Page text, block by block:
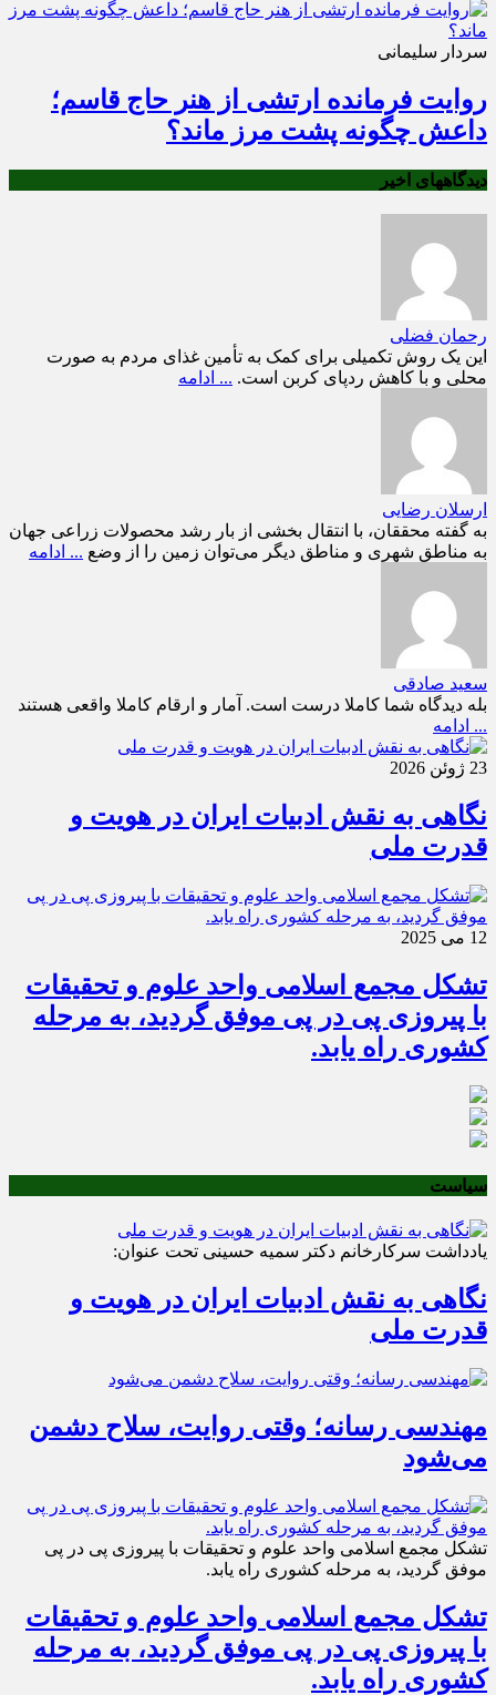
سردار سلیمانی
روایت فرمانده ارتشی از هنر حاج قاسم؛
داعش چگونه پشت مرز ماند؟
دیدگاههای اخیر
رحمان فضلی
این یک روش تکمیلی برای کمک به تأمین غذای مردم به صورت
محلی و با کاهش ردپای کربن است. ... ادامه
ارسلان رضایی
به گفته محققان، با انتقال بخشی از بار رشد محصولات زراعی جهان
به مناطق شهری و مناطق دیگر می‌توان زمین را از وضع ... ادامه
سعید صادقی
بله دیدگاه شما کاملا درست است. آمار و ارقام کاملا واقعی هستند
... ادامه
23 ژوئن 2026
نگاهی به نقش ادبیات ایران در هویت و
قدرت ملی
12 می 2025
تشکل مجمع اسلامی واحد علوم و تحقیقات
با پیروزی پی در پی موفق گردید، به مرحله
کشوری راه یابد.
سیاست
یادداشت سرکارخانم دکتر سمیه حسینی تحت عنوان:
نگاهی به نقش ادبیات ایران در هویت و
قدرت ملی
مهندسی رسانه؛ وقتی روایت، سلاح دشمن
می‌شود
تشکل مجمع اسلامی واحد علوم و تحقیقات با پیروزی پی در پی
موفق گردید، به مرحله کشوری راه یابد.
تشکل مجمع اسلامی واحد علوم و تحقیقات
با پیروزی پی در پی موفق گردید، به مرحله
کشوری راه یابد.